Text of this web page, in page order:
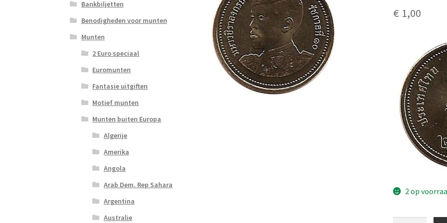
€ 1,00
2 op
Bankbiljetten
Benodigheden voor munten
Munten
2 Euro speciaal
Euromunten
Fantasie uitgiften
Motief munten
Munten buiten Europa
Algerije
Amerika
Angola
Arab Dem. Rep Sahara
Argentina
Australie